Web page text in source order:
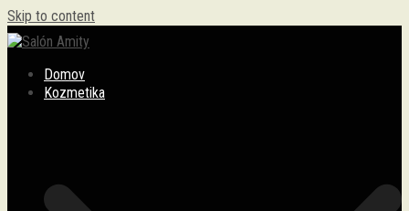
Skip to content
Salón Amity
Domov
Kozmetika